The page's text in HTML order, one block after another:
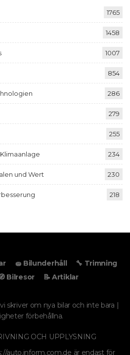
1765
1458
1007
854
286
279
255
234
und Wert 230
218
🧽 Bilunderhåll
🔧 Trimning
Bilresor 📝 Artiklar
skriver om nya bilar och inte bara |
förbehållna.
OCH UPPLYSNING
auto.inform.com.de är endast för